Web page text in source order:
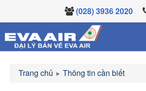
(028) 3936 2020
Trang chủ Thông tin cần biết